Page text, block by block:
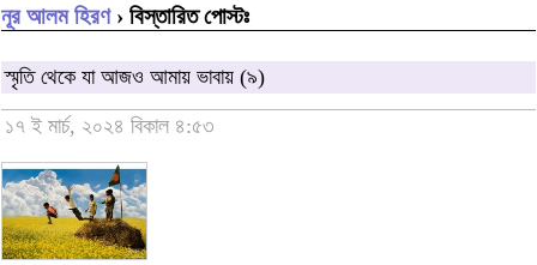
নূর আলম হিরণ› বিস্তারিত পোস্টঃ
স্মৃতি থেকে যা আজও আমায় ভাবায় (৯)
১৭ ই মার্চ, ২০২৪ বিকাল ৪:৫৩